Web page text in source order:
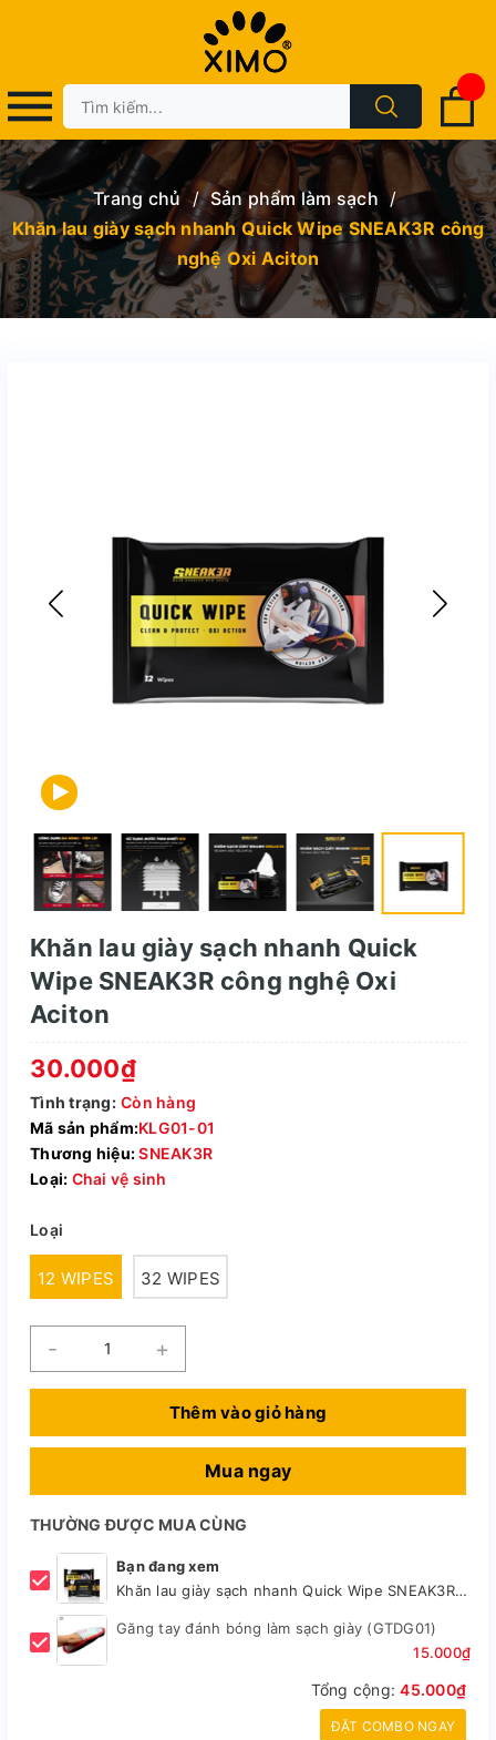
Trang chủ / Sản phẩm làm sạch /
Khăn lau giày sạch nhanh Quick Wipe SNEAK3R công
nghệ Oxi Aciton
Khăn lau giày sạch nhanh Quick
Wipe SNEAK3R công nghệ Oxi
Aciton
30.000₫
Tình trạng: Còn hàng
Mã sản phẩm:KLG01-01
Thương hiệu:SNEAK3R
Loại: Chai vệ sinh
Loại
12 WIPES 32 WIPES
- +
Thêm vào giỏ hàng
Mua ngay
THƯỜNG ĐƯỢC MUA CÙNG
Bạn đang xem
Khăn lau giày sạch nhanh Quick Wipe SNEAK3R công nghệ Oxi Aciton
Găng tay đánh bóng làm sạch giày (GTDG01)
15.000₫
Tổng cộng:45.000₫
ĐẶT COMBO NGAY